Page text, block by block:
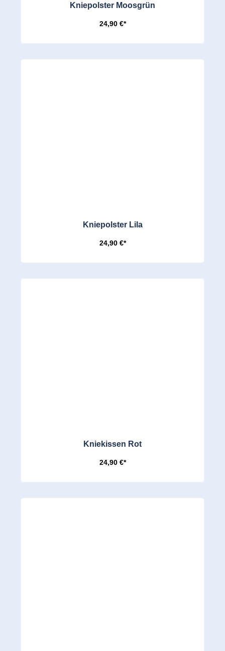
Kniepolster Moosgrün
24,90 €*
Kniepolster Lila
24,90 €*
Kniekissen Rot
24,90 €*